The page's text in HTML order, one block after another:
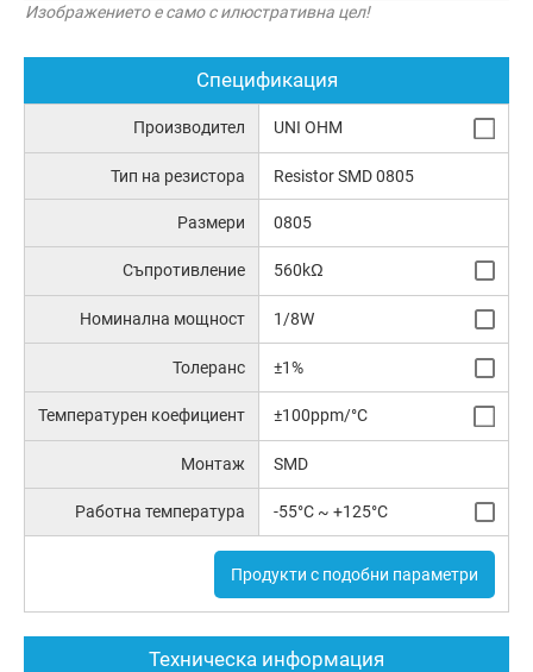
Изображението е само с илюстративна цел!
Спецификация
Производител UNI OHM
Тип на резистора Resistor SMD 0805
Размери 0805
Съпротивление 560kΩ
Номинална мощност 1/8W
Толеранс ±1%
Температурен коефициент ±100ppm/°C
Монтаж SMD
Работна температура -55°C ~ +125°C
Продукти с подобни параметри
Техническа информация